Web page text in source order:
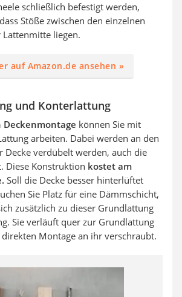
schließlich befestigt werden,
Stöße zwischen den einzelnen
Lattenmitte liegen.
auf Amazon.de ansehen »
und Konterlattung
können Sie mit
arbeiten. Dabei werden an den
Decke verdübelt werden, auch die
Diese Konstruktion kostet am
Soll die Decke besser hinterlüftet
Sie Platz für eine Dämmschicht,
zusätzlich zu dieser Grundlattung
Sie verläuft quer zur Grundlattung
Montage an ihr verschraubt.